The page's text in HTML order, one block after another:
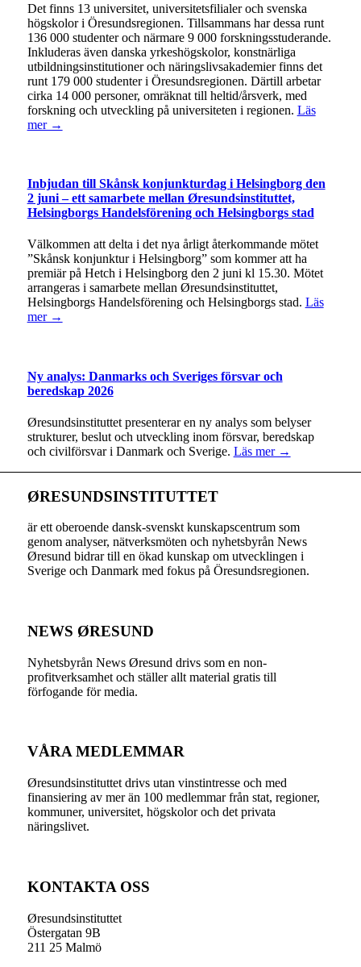
Det finns 13 universitet, universitetsfilialer och svenska
högskolor i Öresundsregionen. Tillsammans har dessa runt
136 000 studenter och närmare 9 000 forskningsstuderande.
Inkluderas även danska yrkeshögskolor, konstnärliga
utbildningsinstitutioner och näringslivsakademier finns det
runt 179 000 studenter i Öresundsregionen. Därtill arbetar
cirka 14 000 personer, omräknat till heltid/årsverk, med
forskning och utveckling på universiteten i regionen. Läs
mer →
Inbjudan till Skånsk konjunkturdag i Helsingborg den
2 juni – ett samarbete mellan Øresundsinstituttet,
Helsingborgs Handelsförening och Helsingborgs stad
Välkommen att delta i det nya årligt återkommande mötet
”Skånsk konjunktur i Helsingborg” som kommer att ha
premiär på Hetch i Helsingborg den 2 juni kl 15.30. Mötet
arrangeras i samarbete mellan Øresundsinstituttet,
Helsingborgs Handelsförening och Helsingborgs stad. Läs
mer →
Ny analys: Danmarks och Sveriges försvar och
beredskap 2026
Øresundsinstituttet presenterar en ny analys som belyser
strukturer, beslut och utveckling inom försvar, beredskap
och civilförsvar i Danmark och Sverige. Läs mer →
ØRESUNDSINSTITUTTET
är ett oberoende dansk-svenskt kunskapscentrum som
genom analyser, nätverksmöten och nyhetsbyrån News
Øresund bidrar till en ökad kunskap om utvecklingen i
Sverige och Danmark med fokus på Öresundsregionen.
NEWS ØRESUND
Nyhetsbyrån News Øresund drivs som en non-
profitverksamhet och ställer allt material gratis till
förfogande för media.
VÅRA MEDLEMMAR
Øresundsinstituttet drivs utan vinst­intresse och med
finansiering av mer än 100 medlemmar från stat, regioner,
kommuner, universitet, högskolor och det privata
näringslivet.
KONTAKTA OSS
Øresundsinstituttet
Östergatan 9B
211 25 Malmö